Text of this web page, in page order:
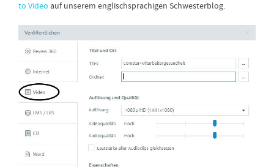
to Video auf unserem englischsprachigen Schwesterblog.